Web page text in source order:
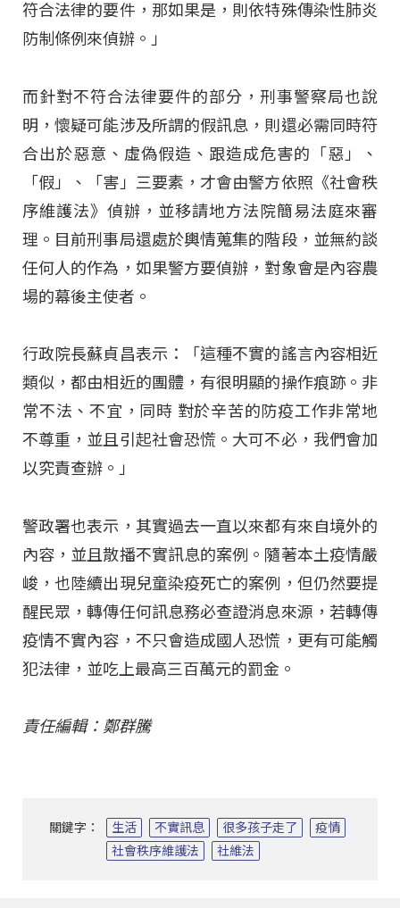
符合法律的要件，那如果是，則依特殊傳染性肺炎
防制條例來偵辦。」
而針對不符合法律要件的部分，刑事警察局也說
明，懷疑可能涉及所謂的假訊息，則還必需同時符
合出於惡意、虛偽假造、跟造成危害的「惡」、
「假」、「害」三要素，才會由警方依照《社會秩
序維護法》偵辦，並移請地方法院簡易法庭來審
理。目前刑事局還處於輿情蒐集的階段，並無約談
任何人的作為，如果警方要偵辦，對象會是內容農
場的幕後主使者。
行政院長蘇貞昌表示：「這種不實的謠言內容相近
類似，都由相近的團體，有很明顯的操作痕跡。非
常不法、不宜，同時 對於辛苦的防疫工作非常地
不尊重，並且引起社會恐慌。大可不必，我們會加
以究責查辦。」
警政署也表示，其實過去一直以來都有來自境外的
內容，並且散播不實訊息的案例。隨著本土疫情嚴
峻，也陸續出現兒童染疫死亡的案例，但仍然要提
醒民眾，轉傳任何訊息務必查證消息來源，若轉傳
疫情不實內容，不只會造成國人恐慌，更有可能觸
犯法律，並吃上最高三百萬元的罰金。
責任編輯：鄭群騰
關鍵字： 生活 不實訊息 很多孩子走了
疫情
社會秩序維護法
社維法